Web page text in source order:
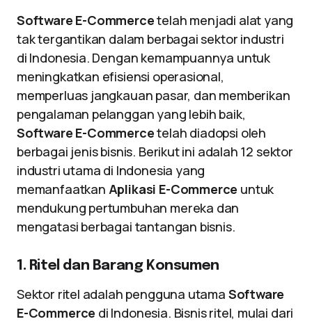
Software E-Commercetelah menjadi alat yang
tak tergantikan dalam berbagai sektor industri
di Indonesia. Dengan kemampuannya untuk
meningkatkan efisiensi operasional,
memperluas jangkauan pasar, dan memberikan
pengalaman pelanggan yang lebih baik,
Software E-Commercetelah diadopsi oleh
berbagai jenis bisnis. Berikut ini adalah 12 sektor
industri utama di Indonesia yang
memanfaatkan Aplikasi E-Commerce untuk
mendukung pertumbuhan mereka dan
mengatasi berbagai tantangan bisnis.
1. Ritel dan Barang Konsumen
Sektor ritel adalah pengguna utama Software
E-Commerce di Indonesia. Bisnis ritel, mulai dari